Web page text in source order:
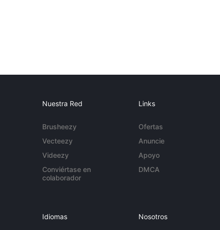
Nuestra Red
Brusheezy
Vecteezy
Videezy
Conviértase en
colaborador
Links
Ofertas
Anuncie
Apoyo
DMCA
Idiomas Nosotros